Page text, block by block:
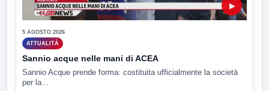
▶
5 AGOSTO 2026
ATTUALITÀ
Sannio acque nelle mani di ACEA
Sannio Acque prende forma: costituita ufficialmente la società
per la...